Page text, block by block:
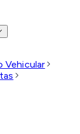
Vehicular